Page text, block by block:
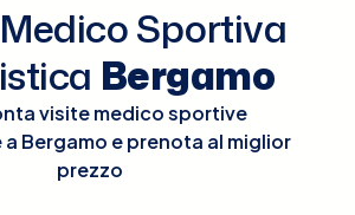
Sportiva
Bergamo
visite medico sportive
Bergamo e prenota al miglior
prezzo